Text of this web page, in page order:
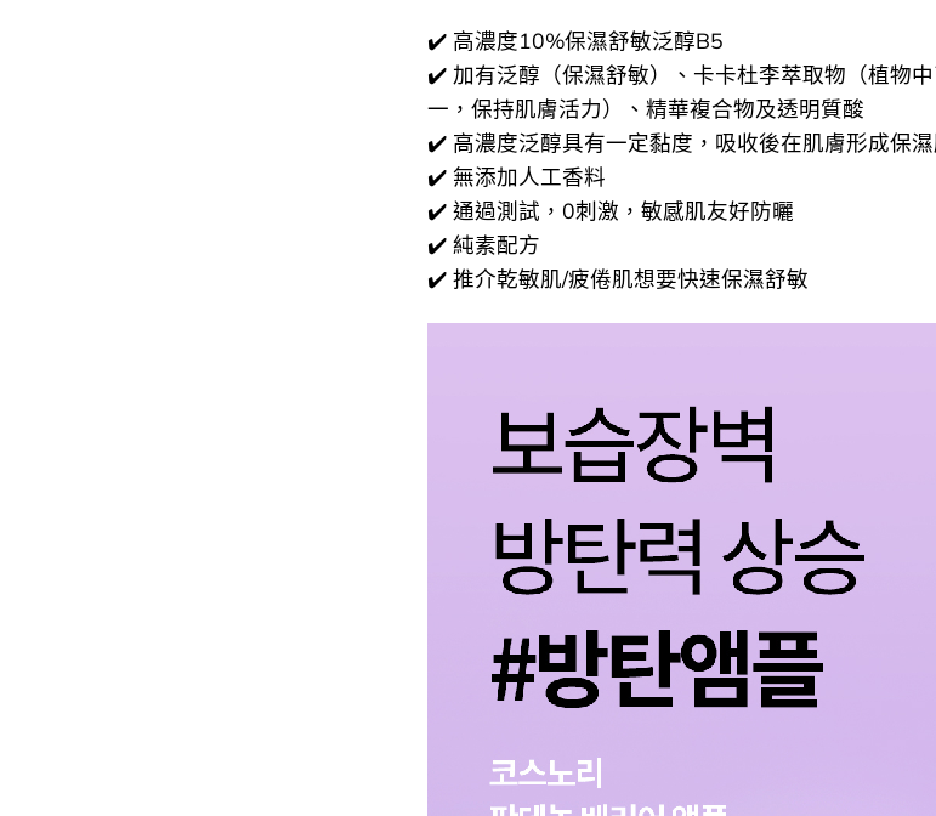
✔️ 高濃度10%保濕舒敏泛醇B5
✔️ 加有泛醇（保濕舒敏）、卡卡杜李萃取物（植物
一，保持肌膚活力）、精華複合物及透明質酸
✔️ 高濃度泛醇具有一定黏度，吸收後在肌膚形成保
✔️ 無添加人工香料
✔️ 通過測試，0刺激，敏感肌友好防曬
✔️ 純素配方
✔️ 推介乾敏肌/疲倦肌想要快速保濕舒敏